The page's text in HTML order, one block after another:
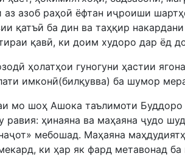
аз азоб раҳоӣ ёфтан иҷроиши
қатъӣ ба дин ва таҳқир
қавӣ, ки доим худоро дар ёд
ҳолатҳои гуногуни ҳастии
имконӣ(билқувва) ба шумор
мо шоҳ Ашока таълимоти Буддоро
равия: ҳинаяна ва маҳаяна ҷудо
мебошад. Маҳаяна
ки ҳар як фард метавонад